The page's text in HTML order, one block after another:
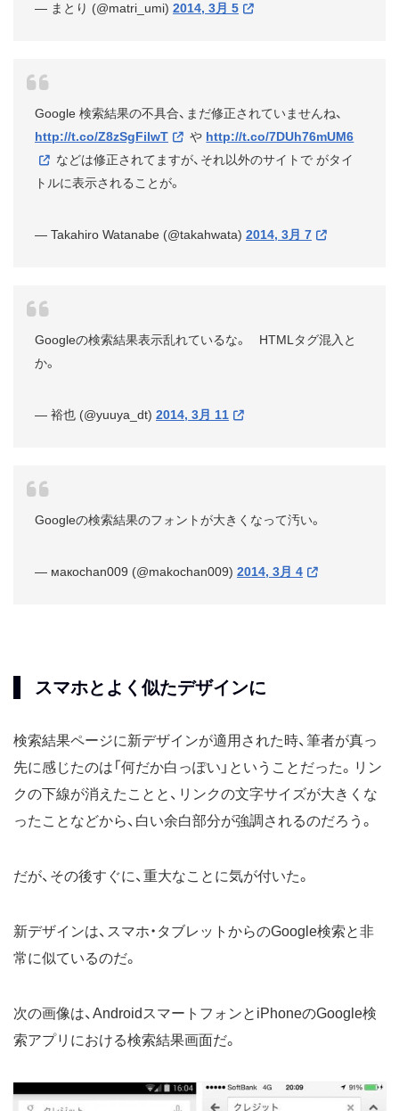
— まとり (@matri_umi) 2014, 3月 5
Google 検索結果の不具合、まだ修正されていませんね、
http://t.co/Z8zSgFilwT
や http://t.co/7DUh76mUM6
などは修正されてますが、それ以外のサイトでがタイ
トルに表示されることが。
— Takahiro Watanabe (@takahwata) 2014, 3月 7
Googleの検索結果表示乱れているな。 HTMLタグ混入と
か。
— 裕也 (@yuuya_dt) 2014, 3月 11
Googleの検索結果のフォントが大きくなって汚い。
— макоchan009 (@makochan009) 2014, 3月 4
スマホとよく似たデザインに
検索結果ページに新デザインが適用された時、筆者が真っ
先に感じたのは「何だか白っぽい」ということだった。リン
クの下線が消えたことと、リンクの文字サイズが大きくな
ったことなどから、白い余白部分が強調されるのだろう。
だが、その後すぐに、重大なことに気が付いた。
新デザインは、スマホ・タブレットからのGoogle検索と非
常に似ているのだ。
次の画像は、AndroidスマートフォンとiPhoneのGoogle検
索アプリにおける検索結果画面だ。